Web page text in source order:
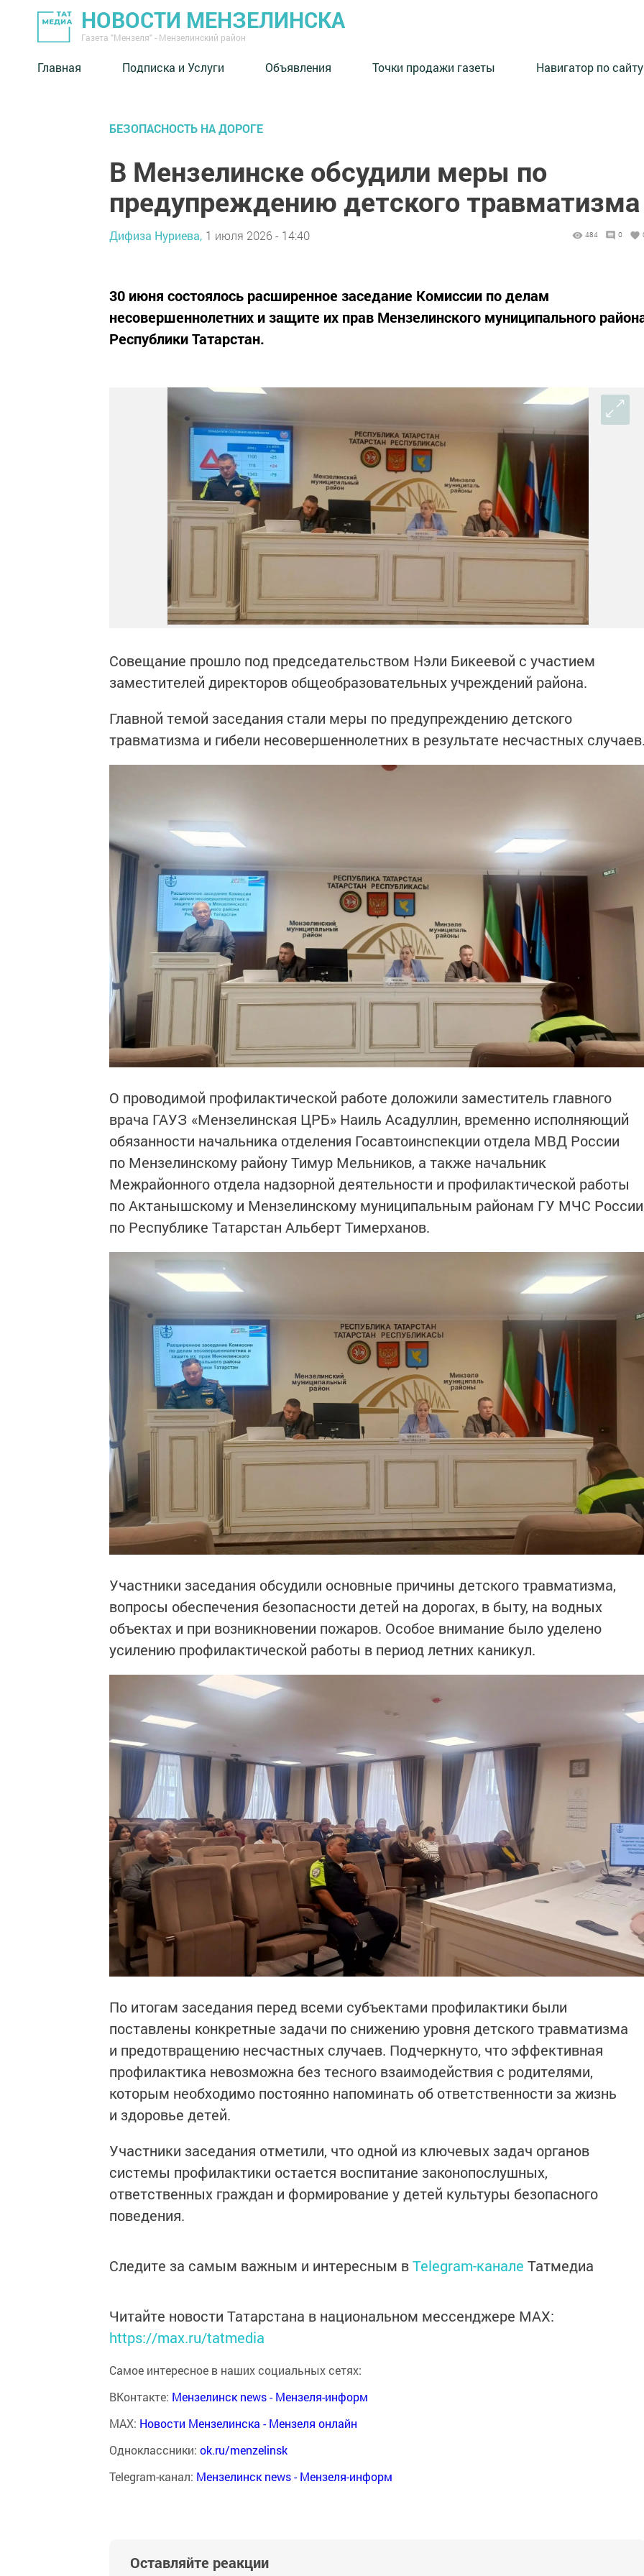
НОВОСТИ МЕНЗЕЛИНСКА
Газета "Мензеля" - Мензелинский район
Главная Подписка и Услуги Объявления Точки продажи газеты Навигатор по сайту
БЕЗОПАСНОСТЬ НА ДОРОГЕ
В Мензелинске обсудили меры по
предупреждению детского травматизма
Дифиза Нуриева, 1 июля 2026 - 14:40 484 0
30 июня состоялось расширенное заседание Комиссии по делам
несовершеннолетних и защите их прав Мензелинского муниципального
Республики Татарстан.
Совещание прошло под председательством Нэли Бикеевой с участием
заместителей директоров общеобразовательных учреждений района.
Главной темой заседания стали меры по предупреждению детского
травматизма и гибели несовершеннолетних в результате несчастных
О проводимой профилактической работе доложили заместитель главного
врача ГАУЗ «Мензелинская ЦРБ» Наиль Асадуллин, временно исполняющий
обязанности начальника отделения Госавтоинспекции отдела МВД России
по Мензелинскому району Тимур Мельников, а также начальник
Межрайонного отдела надзорной деятельности и профилактической работы
по Актанышскому и Мензелинскому муниципальным районам ГУ МЧС России
по Республике Татарстан Альберт Тимерханов.
Участники заседания обсудили основные причины детского травматизма,
вопросы обеспечения безопасности детей на дорогах, в быту, на водных
объектах и при возникновении пожаров. Особое внимание было уделено
усилению профилактической работы в период летних каникул.
По итогам заседания перед всеми субъектами профилактики были
поставлены конкретные задачи по снижению уровня детского травматизма
и предотвращению несчастных случаев. Подчеркнуто, что эффективная
профилактика невозможна без тесного взаимодействия с родителями,
которым необходимо постоянно напоминать об ответственности за жизнь
и здоровье детей.
Участники заседания отметили, что одной из ключевых задач органов
системы профилактики остается воспитание законопослушных,
ответственных граждан и формирование у детей культуры безопасного
поведения.
Следите за самым важным и интересным вTelegram-канале Татмедиа
Читайте новости Татарстана в национальном мессенджере MАХ:
https://max.ru/tatmedia
Самое интересное в наших социальных сетях:
ВКонтакте: Мензелинск news - Мензеля-информ
MAX: Новости Мензелинска - Мензеля онлайн
Одноклассники: ok.ru/menzelinsk
Telegram-канал: Мензелинск news - Мензеля-информ
Оставляйте реакции